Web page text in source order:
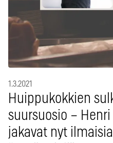
1.3.2021
Huippukokkien
suursuosio –
jakavat nyt